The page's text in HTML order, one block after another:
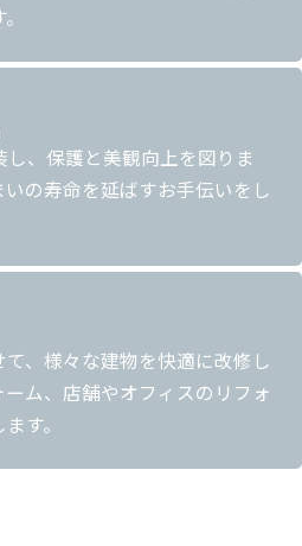
、保護と美観向上を図りま
の寿命を延ばすお手伝いをし
、様々な建物を快適に改修し
ム、店舗やオフィスのリフォ
す。